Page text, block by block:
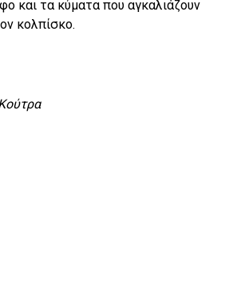
και τα κύματα που αγκαλιάζουν
κολπίσκο.